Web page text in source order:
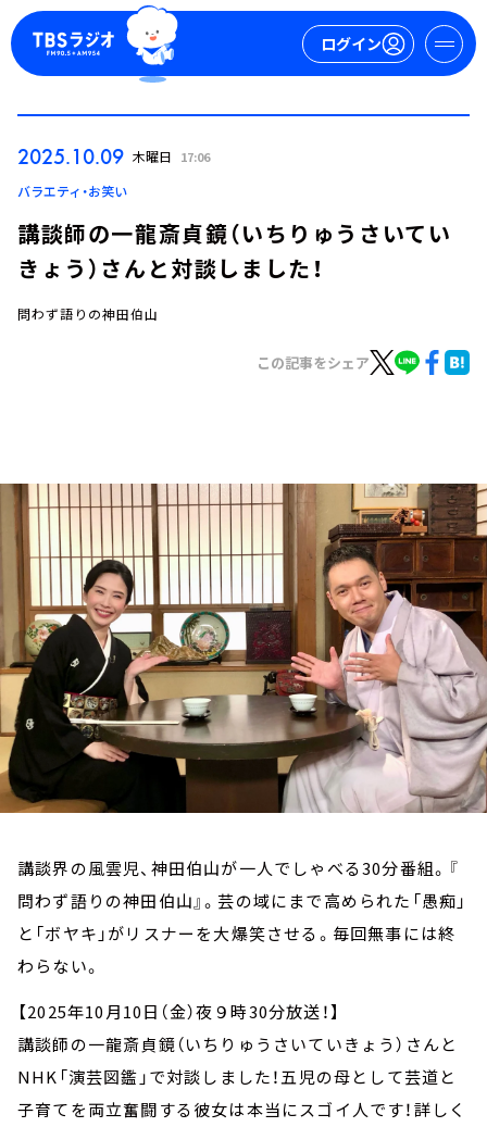
ログイン
ログイン
お知らせ
イベント・グッズ
YouTube
会社情報
2025.10.09 木曜日 17:06
バラエティ・お笑い
講談師の一龍斎貞鏡（いちりゅうさいてい
きょう）さんと対談しました！
問わず語りの神田伯山
この記事をシェア
講談界の風雲児、神田伯山が一人でしゃべる30分番組。『
問わず語りの神田伯山』。芸の域にまで高められた「愚痴」
と「ボヤキ」がリスナーを大爆笑させる。毎回無事には終
わらない。
【2025年10月10日（金）夜９時30分放送！】
講談師の一龍斎貞鏡（いちりゅうさいていきょう）さんと
NHK「演芸図鑑」で対談しました！五児の母として芸道と
子育てを両立奮闘する彼女は本当にスゴイ人です！詳しく